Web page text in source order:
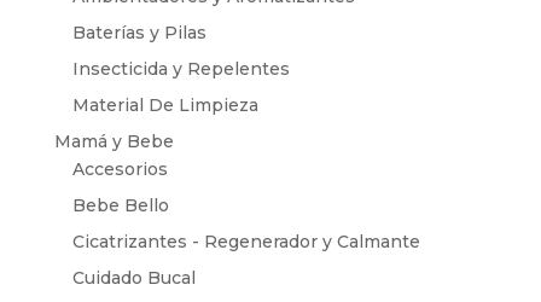
Baterías y Pilas
Insecticida y Repelentes
Material De Limpieza
Mamá y Bebe
Accesorios
Bebe Bello
Cicatrizantes - Regenerador y Calmante
Cuidado Bucal